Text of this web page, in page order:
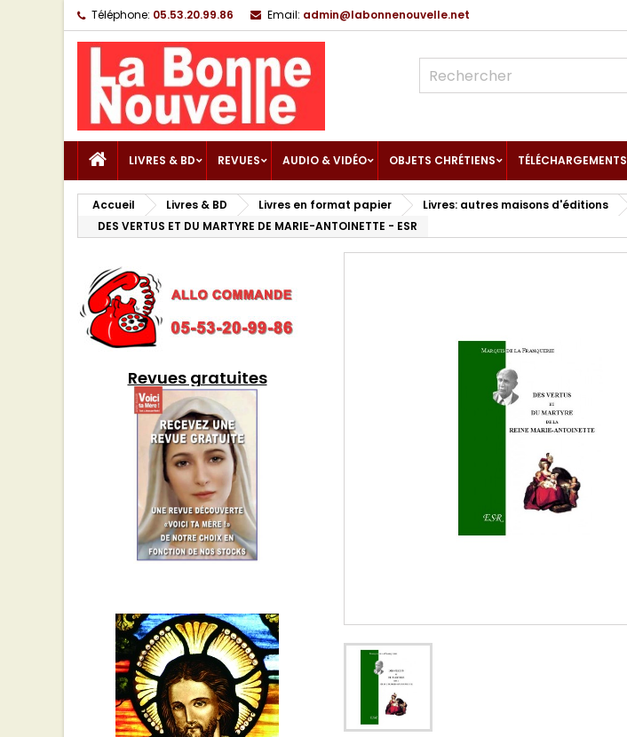
Téléphone: 05.53.20.99.86 Email: admin@labonnenouvelle.net
LIVRES & BD REVUES AUDIO & VIDÉO OBJETS CHRÉTIENS TÉLÉCHARGEMENTS
Accueil Livres & BD Livres en format papier Livres: autres maisons d'éditions
DES VERTUS ET DU MARTYRE DE MARIE-ANTOINETTE - ESR
Revues gratuites